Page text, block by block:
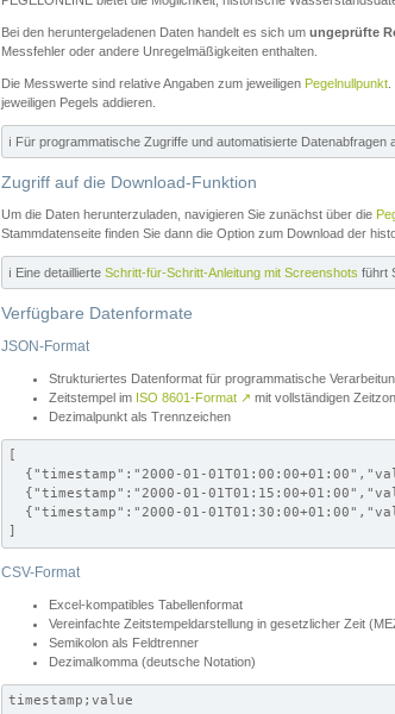
Bei den heruntergeladenen Daten handelt es sich um ungeprüfte
Messfehler oder andere Unregelmäßigkeiten enthalten.
Die Messwerte sind relative Angaben zum jeweiligen Pegelnullpunkt
jeweiligen Pegels addieren.
ℹ️ Für programmatische Zugriffe und automatisierte Datenabfragen
Zugriff auf die Download-Funktion
Um die Daten herunterzuladen, navigieren Sie zunächst über die
Stammdatenseite finden Sie dann die Option zum Download der
ℹ️ Eine detaillierte Schritt-für-Schritt-Anleitung mit Screenshots führt
Verfügbare Datenformate
JSON-Format
Strukturiertes Datenformat für programmatische
Zeitstempel im ISO 8601-Format ↗ mit vollständigen
Dezimalpunkt als Trennzeichen
[
{"timestamp":"2000-01-
{"timestamp":"2000-01-
{"timestamp":"2000-01-
]
CSV-Format
Excel-kompatibles Tabellenformat
Vereinfachte Zeitstempeldarstellung in gesetzlicher Zeit
Semikolon als Feldtrenner
Dezimalkomma (deutsche Notation)
timestamp;value